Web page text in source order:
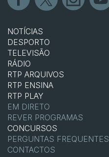
NOTÍCIAS
DESPORTO
TELEVISÃO
RÁDIO
RTP ARQUIVOS
RTP ENSINA
RTP PLAY
EM DIRETO
REVER PROGRAMAS
CONCURSOS
PERGUNTAS FREQUENTES
CONTACTOS